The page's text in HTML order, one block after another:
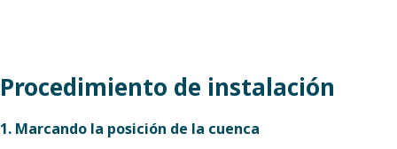
Procedimiento de instalación
1. Marcando la posición de la cuenca